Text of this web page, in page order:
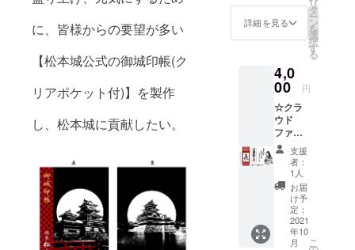
に、皆様からの要望が多い
【松本城公式の御城印帳(ク
リアポケット付)】を製作
し、松本城に貢献したい。
ルダー
(ブルー)
・メタ
リック
エver.缶
バッジ
※Lisapy
on♡
(https://
camp-
fire.jp/p
rofile/Li
sapyon
426/pro
jects)
と共同
制作し
たコラ
詳細を見る
リ
タ
ー
ン
を
選
択
す
る
4,0
00 円
☆クラ
ウド
ファン
ディン
グ限定
☆ 人気
の描き
下ろし
絵が、
豆掛軸
に！！
・お礼
支援
者：
1人
お届
け予
定：
2021
年10
月
こ